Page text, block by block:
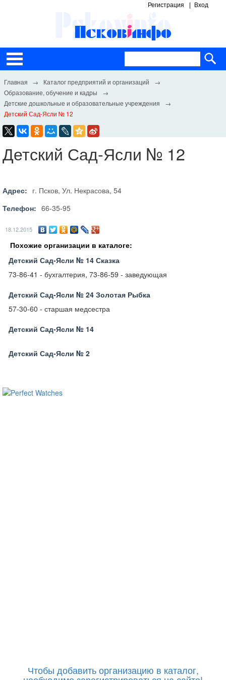
Регистрация Вход
Каталог предприятий и организаций
Образование, обучение и кадры
Детские дошкольные и образовательные учреждения
Детский Сад-Ясли № 12
Детский Сад-Ясли № 12
Адрес: г. Псков, Ул. Некрасова, 54
Телефон: 66-35-95
18.12.2015
Похожие организации в каталоге:
Детский Сад-Ясли № 14 Сказка
73-86-41 - бухгалтерия, 73-86-59 - заведующая
Детский Сад-Ясли № 24 Золотая Рыбка
57-30-60 - старшая медсестра
Детский Сад-Ясли № 14
Детский Сад-Ясли № 2
Чтобы добавить организацию в каталог,